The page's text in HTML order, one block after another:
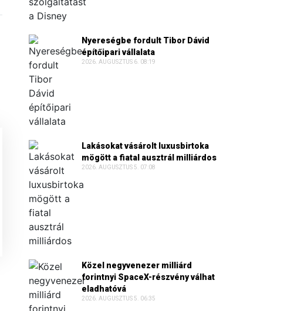
Nyereségbe fordult Tibor Dávid
építőipari vállalata
2026. AUGUSZTUS 6. 08:19
Lakásokat vásárolt luxusbirtoka
mögött a fiatal ausztrál milliárdos
2026. AUGUSZTUS 5. 07:08
Közel negyvenezer milliárd
forintnyi SpaceX-részvény válhat
eladhatóvá
2026. AUGUSZTUS 5. 06:35